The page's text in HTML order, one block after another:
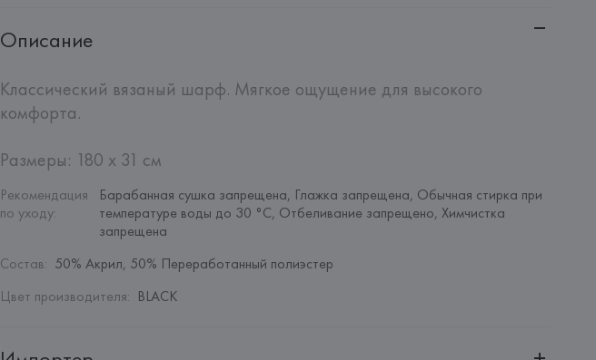
Описание
Классический вязаный шарф. Мягкое ощущение для высокого
комфорта.
Размеры: 180 x 31 см
Рекомендация
по уходу:
Барабанная сушка запрещена, Глажка запрещена, Обычная стирка при
температуре воды до 30 °C, Отбеливание запрещено, Химчистка
запрещена
Состав: 50% Акрил, 50% Переработанный полиэстер
Цвет производителя: BLACK